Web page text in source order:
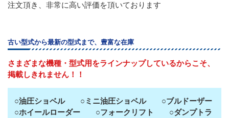
注文頂き、非常に高い評価を頂いております
古い型式から最新の型式まで、豊富な在庫
さまざまな機種・型式用をラインナップしているからこそ、
掲載しきれません！！
○油圧ショベル ○ミニ油圧ショベル ○ブルドーザー
○ホイールローダー ○フォークリフト ○ダンプトラ